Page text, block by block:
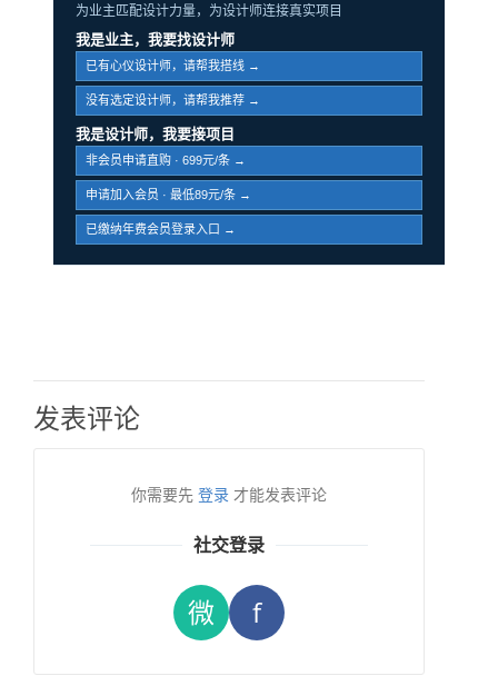
为业主匹配设计力量，为设计师连接真实项目
我是业主，我要找设计师
已有心仪设计师，请帮我搭线 →
没有选定设计师，请帮我推荐 →
我是设计师，我要接项目
非会员申请直购 · 699元/条 →
申请加入会员 · 最低89元/条 →
已缴纳年费会员登录入口 →
发表评论
你需要先 登录 才能发表评论
社交登录
微 f